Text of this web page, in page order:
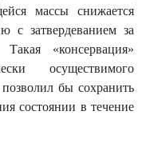
массы снижается
с затвердеванием за
«консервация»
осуществимого
бы сохранить
состоянии в течение